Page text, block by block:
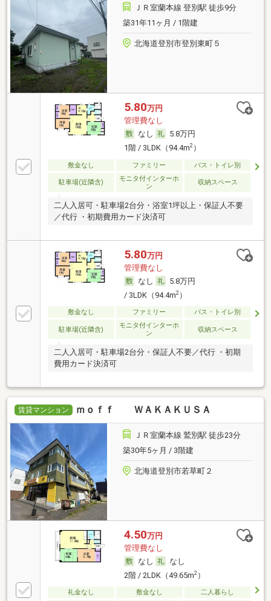
ＪＲ室蘭本線 登別駅 徒歩9分
築31年11ヶ月 / 1階建
北海道登別市登別東町５
5.80万円
管理費なし
なし
5.8万円
1階 / 3LDK（94.4m2）
敷金なし ファミリー バス・トイレ別
駐車場(近隣含)
モニタ付インターホ
ン
収納スペース
二人入居可・駐車場2台分・浴室1坪以上・保証人不要
／代行 ・初期費用カード決済可
5.80万円
管理費なし
なし
5.8万円
/ 3LDK（94.4m2）
敷金なし ファミリー バス・トイレ別
駐車場(近隣含)
モニタ付インターホ
ン
収納スペース
二人入居可・駐車場2台分・保証人不要／代行 ・初期
費用カード決済可
賃貸マンション ｍｏｆｆ ＷＡＫＡＫＵＳＡ
ＪＲ室蘭本線 鷲別駅 徒歩23分
築30年5ヶ月 / 3階建
北海道登別市若草町２
4.50万円
管理費なし
なし
なし
2階 / 2LDK（49.65m2）
礼金なし 敷金なし
二人暮らし